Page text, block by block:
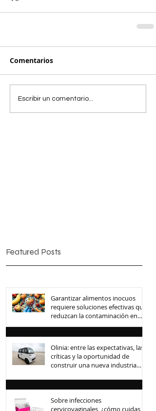
Comentarios
Escribir un comentario...
Featured Posts
Garantizar alimentos inocuos
requiere soluciones efectivas que
reduzcan la contaminación en
toda la cadena de suministro
Olinia: entre las expectativas, las
críticas y la oportunidad de
construir una nueva industria
Sobre infecciones
cervicovaginales, ¿cómo cuidas